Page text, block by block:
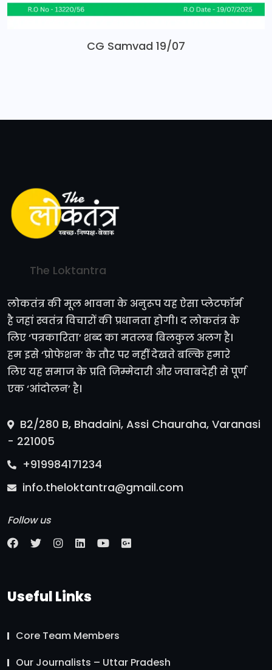
CG Samvad 19/07
The Loktantra
लोकतंत्र की मूल भावना के अनुरूप यह ऐसा प्लेटफॉर्म
है जहां स्वतंत्र विचारों की प्रधानता होगी। द लोकतंत्र के
लिए ‘पत्रकारिता’ शब्द का मतलब बिलकुल अलग है।
हम इसे ‘प्रोफेशन’ के तौर पर नहीं देखते बल्कि हमारे
लिए यह समाज के प्रति जिम्मेदारी और जवाबदेही से पूर्ण
एक ‘आंदोलन’ है।
B2/280 B, Bhadaini, Assi Chauraha, Varanasi
- 221005
+919984171234
info.theloktantra@gmail.com
Follow us
Useful Links
Core Team Members
Our Journalists – Uttar Pradesh